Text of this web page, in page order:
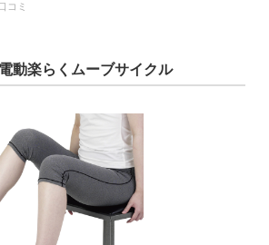
コミ
動楽らくムーブサイクル